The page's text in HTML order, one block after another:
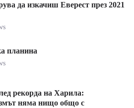
да изкачиш Еверест през 2021
планина
рекорда на Харила:
няма нищо общо с